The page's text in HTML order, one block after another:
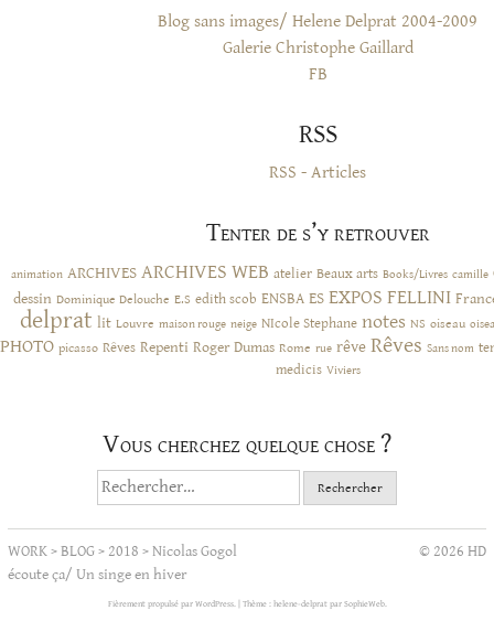
Blog sans images/ Helene Delprat 2004-2009
Galerie Christophe Gaillard
FB
RSS
RSS - Articles
Tenter de s’y retrouver
animation ARCHIVES ARCHIVES WEB atelier Beaux arts Books/Livres camille
dessin Dominique Delouche E.S edith scob ENSBA ES EXPOS FELLINI
delprat lit Louvre maison rouge neige NIcole Stephane notes NS oiseau
PHOTO picasso Rêves Repenti Roger Dumas Rome rue rêve Rêves Sans nom
medicis Viviers
Vous cherchez quelque chose ?
Rechercher :
WORK>BLOG> 2018 >Nicolas Gogol
écoute ça/ Un singe en hiver
© 2026 HD
Fièrement propulsé par WordPress. Thème : helene-delprat par SophieWeb.